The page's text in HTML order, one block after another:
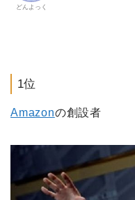
どんよっく
1位
Amazonの創設者